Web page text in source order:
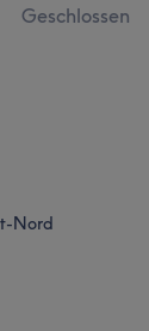
Geschlossen
Nord